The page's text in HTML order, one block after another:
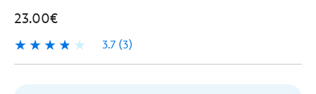
23.00€
3.7 (3)
3.7
3